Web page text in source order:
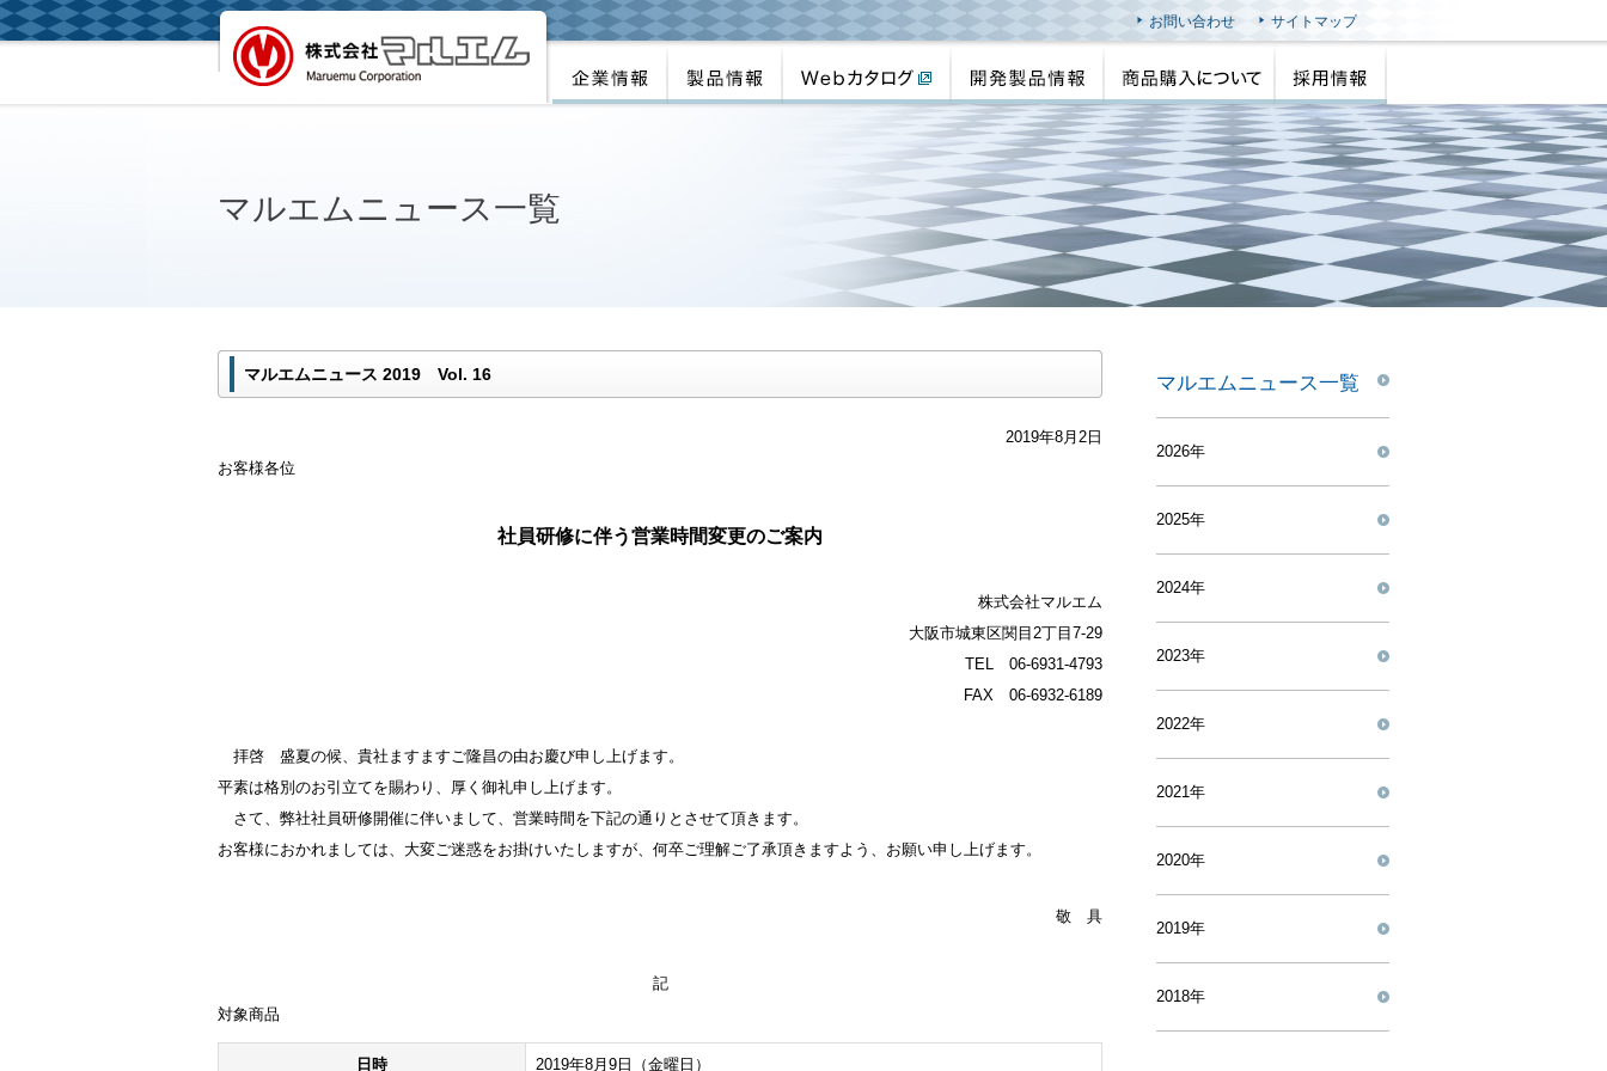
お問い合わせ サイトマップ
マルエムニュース一覧
マルエムニュース 2019 Vol. 16
2019年8月2日
お客様各位
社員研修に伴う営業時間変更のご案内
株式会社マルエム
大阪市城東区関目2丁目7-29
TEL 06-6931-4793
FAX 06-6932-6189
拝啓 盛夏の候、貴社ますますご隆昌の由お慶び申し上げます。
平素は格別のお引立てを賜わり、厚く御礼申し上げます。
さて、弊社社員研修開催に伴いまして、営業時間を下記の通りとさせて頂きます。
お客様におかれましては、大変ご迷惑をお掛けいたしますが、何卒ご理解ご了承頂きますよう、お願い申し上げます。
敬 具
記
対象商品
日時 2019年8月9日（金曜日）
マルエムニュース一覧
2026年
2025年
2024年
2023年
2022年
2021年
2020年
2019年
2018年